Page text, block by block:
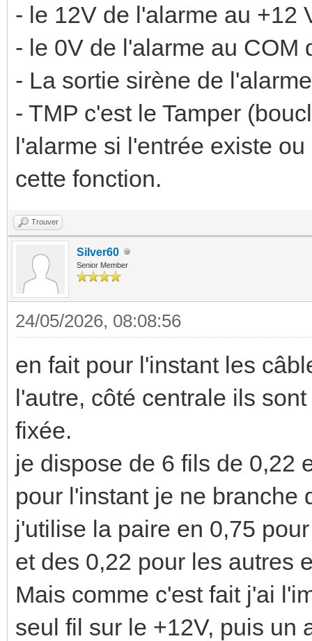
- le 12V de l'alarme au +12
- le 0V de l'alarme au COM
- La sortie sirène de
- TMP c'est le Tamper
l'alarme si l'entrée existe
cette fonction.
Trouver
Silver60
Senior Member
24/05/2026, 08:08:56
en fait pour l'instant les
l'autre, côté centrale ils
fixée.
je dispose de 6 fils de 0,22
pour l'instant je ne branche
j'utilise la paire en 0,75
et des 0,22 pour les autres
Mais comme c'est fait j'ai
seul fil sur le +12V, puis un